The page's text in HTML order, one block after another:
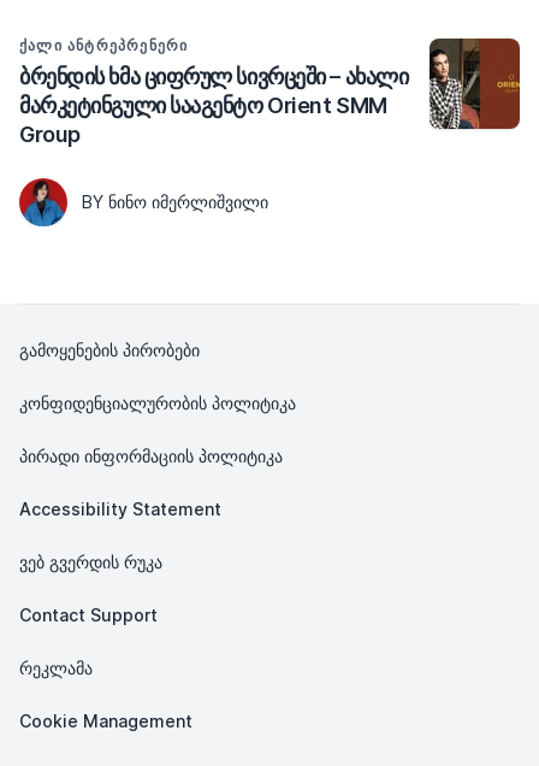
ᲥᲐᲚᲘ ᲐᲜᲢᲠᲔᲞᲠᲔᲜᲔᲠᲘ
ბრენდის ხმა ციფრულ სივრცეში – ახალი
მარკეტინგული სააგენტო Orient SMM
Group
BY ᲜᲘᲜᲝ ᲘᲛᲔᲠᲚᲘᲨᲕᲘᲚᲘ
გამოყენების პირობები
კონფიდენციალურობის პოლიტიკა
პირადი ინფორმაციის პოლიტიკა
Accessibility Statement
ვებ გვერდის რუკა
Contact Support
რეკლამა
Cookie Management